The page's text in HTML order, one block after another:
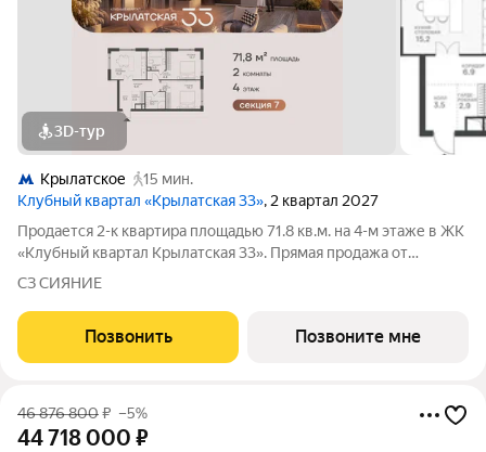
3D-тур
Крылатское
15 мин.
Клубный квартал «Крылатская 33», 2 квартал 2027
Продается 2-к квартира площадью 71.8 кв.м. на 4-м этаже в ЖК
«Клубный квартал Крылатская 33». Прямая продажа от
застройщика! Крылатская 33 - проект премиум-класса на
«Сияние». Комплекс расположен всего
СЗ СИЯНИЕ
Позвонить Позвоните мне
46 876 800₽ –5%
44 718 000 ₽